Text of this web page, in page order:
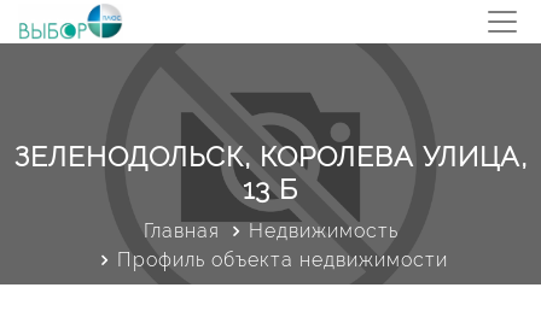
ЗЕЛЕНОДОЛЬСК, КОРОЛЕВА УЛИЦА,
13 Б
Главная
Недвижимость
Профиль объекта недвижимости